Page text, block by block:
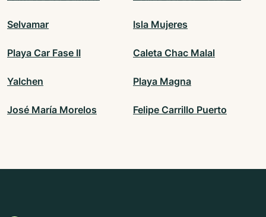
Selvamar Isla Mujeres
Playa Car Fase II Caleta Chac Malal
Yalchen Playa Magna
José María Morelos Felipe Carrillo Puerto